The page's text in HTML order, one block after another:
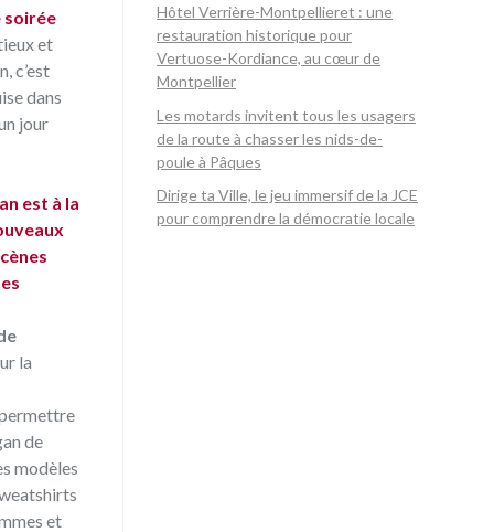
soirée
et
c’est
dans
jour
est à la
la
de
modèles
et
Hôtel Verrière-Montpellieret : une
restauration historique pour
Vertuose-Kordiance, au cœur de
Montpellier
Les motards invitent tous les usagers
de la route à chasser les nids-de-
poule à Pâques
Dirige ta Ville, le jeu immersif de la JCE
pour comprendre la démocratie locale